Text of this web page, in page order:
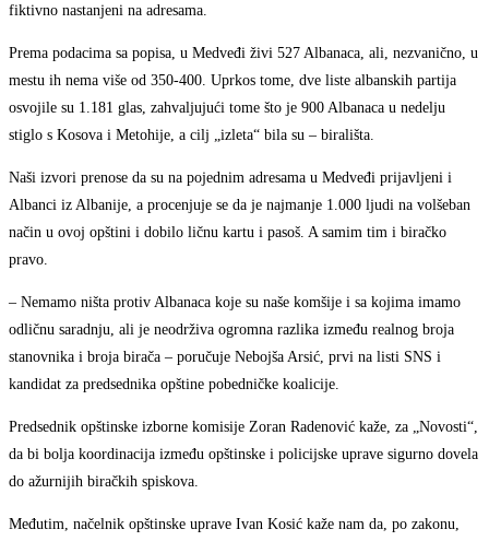
fiktivno nastanjeni na adresama.
Prema podacima sa popisa, u Medveđi živi 527 Albanaca, ali, nezvanično, u
mestu ih nema više od 350-400. Uprkos tome, dve liste albanskih partija
osvojile su 1.181 glas, zahvaljujući tome što je 900 Albanaca u nedelju
stiglo s Kosova i Metohije, a cilj „izleta“ bila su – birališta.
Naši izvori prenose da su na pojednim adresama u Medveđi prijavljeni i
Albanci iz Albanije, a procenjuje se da je najmanje 1.000 ljudi na volšeban
način u ovoj opštini i dobilo ličnu kartu i pasoš. A samim tim i biračko
pravo.
– Nemamo ništa protiv Albanaca koje su naše komšije i sa kojima imamo
odličnu saradnju, ali je neodrživa ogromna razlika između realnog broja
stanovnika i broja birača – poručuje Nebojša Arsić, prvi na listi SNS i
kandidat za predsednika opštine pobedničke koalicije.
Predsednik opštinske izborne komisije Zoran Radenović kaže, za „Novosti“,
da bi bolja koordinacija između opštinske i policijske uprave sigurno dovela
do ažurnijih biračkih spiskova.
Međutim, načelnik opštinske uprave Ivan Kosić kaže nam da, po zakonu,